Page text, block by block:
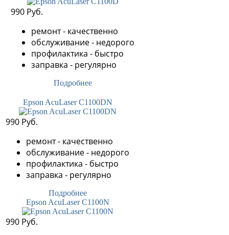
990 Руб.
ремонт - качественно
обслуживание - недорого
профилактика - быстро
заправка - регулярно
Подробнее
Epson AcuLaser C1100DN
990 Руб.
ремонт - качественно
обслуживание - недорого
профилактика - быстро
заправка - регулярно
Подробнее
Epson AcuLaser C1100N
990 Руб.